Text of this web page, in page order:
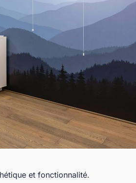
et fonctionnalité.